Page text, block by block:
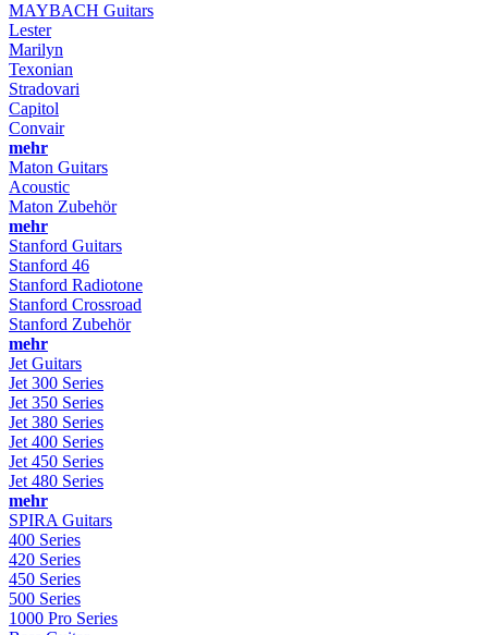
MAYBACH Guitars
Lester
Marilyn
Texonian
Stradovari
Capitol
Convair
mehr
Maton Guitars
Acoustic
Maton Zubehör
mehr
Stanford Guitars
Stanford 46
Stanford Radiotone
Stanford Crossroad
Stanford Zubehör
mehr
Jet Guitars
Jet 300 Series
Jet 350 Series
Jet 380 Series
Jet 400 Series
Jet 450 Series
Jet 480 Series
mehr
SPIRA Guitars
400 Series
420 Series
450 Series
500 Series
1000 Pro Series